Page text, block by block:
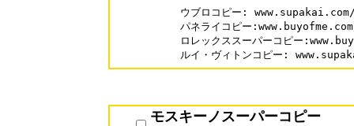
ウブロコピー:
パネライコピー
ロレックススーパーコピー
ルイ・ヴィトンコピー:
モスキーノスーパーコピー